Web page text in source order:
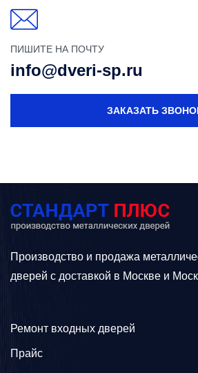
ПИШИТЕ НА ПОЧТУ
info@dveri-sp.ru
ЗАКАЗАТЬ
Производство и продажа
дверей с доставкой в Москве и
Ремонт входных дверей
Прайс